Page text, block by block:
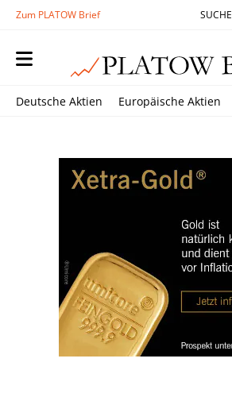
Zum PLATOW Brief SUCHE
Deutsche Aktien Europäische Aktien